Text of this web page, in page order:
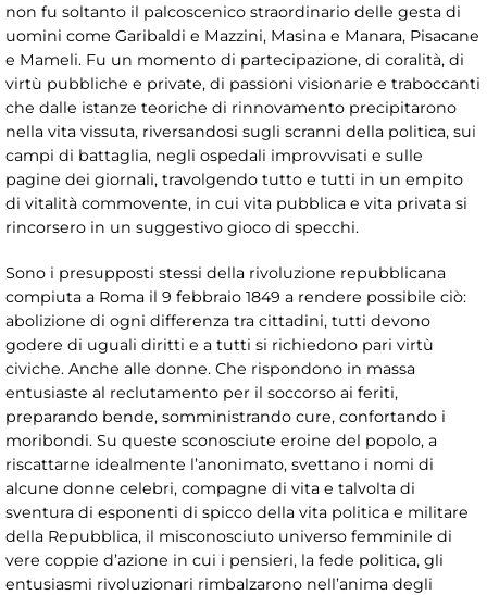
non fu soltanto il palcoscenico straordinario delle gesta di
uomini come Garibaldi e Mazzini, Masina e Manara, Pisacane
e Mameli. Fu un momento di partecipazione, di coralità, di
virtù pubbliche e private, di passioni visionarie e traboccanti
che dalle istanze teoriche di rinnovamento precipitarono
nella vita vissuta, riversandosi sugli scranni della politica, sui
campi di battaglia, negli ospedali improvvisati e sulle
pagine dei giornali, travolgendo tutto e tutti in un empito
di vitalità commovente, in cui vita pubblica e vita privata si
rincorsero in un suggestivo gioco di specchi.
Sono i presupposti stessi della rivoluzione repubblicana
compiuta a Roma il 9 febbraio 1849 a rendere possibile ciò:
abolizione di ogni differenza tra cittadini, tutti devono
godere di uguali diritti e a tutti si richiedono pari virtù
civiche. Anche alle donne. Che rispondono in massa
entusiaste al reclutamento per il soccorso ai feriti,
preparando bende, somministrando cure, confortando i
moribondi. Su queste sconosciute eroine del popolo, a
riscattarne idealmente l’anonimato, svettano i nomi di
alcune donne celebri, compagne di vita e talvolta di
sventura di esponenti di spicco della vita politica e militare
della Repubblica, il misconosciuto universo femminile di
vere coppie d’azione in cui i pensieri, la fede politica, gli
entusiasmi rivoluzionari rimbalzarono nell’anima degli